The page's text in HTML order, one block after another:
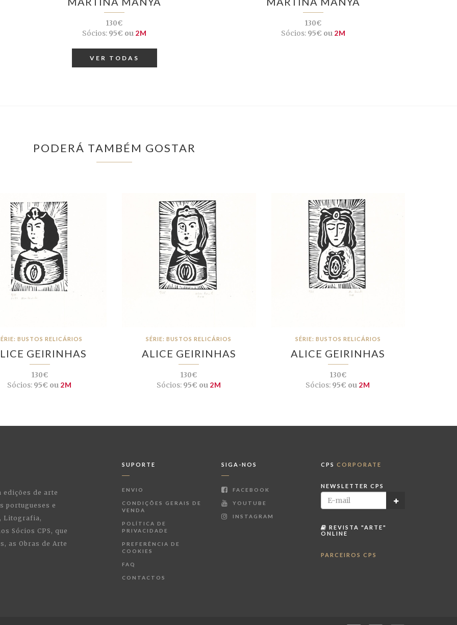
130€
Sócios:95€ ou 2M
130€
Sócios:95€ ou 2M
VER TODAS
PODERÁ TAMBÉM GOSTAR
BUSTOS RELICÁRIOS
GEIRINHAS
130€
Sócios: 95€ ou 2M
SÉRIE: BUSTOS RELICÁRIOS
ALICE GEIRINHAS
130€
Sócios:95€ ou 2M
SÉRIE: BUSTOS RELICÁRIOS
ALICE GEIRINHAS
130€
Sócios: 95€ ou 2M
edições de arte
portugueses e
Litografia,
Sócios CPS, que
as Obras de Arte
SUPORTE
ENVIO
CONDIÇÕES GERAIS DE
VENDA
POLÍTICA DE
PRIVACIDADE
PREFERÊNCIA DE
COOKIES
FAQ
CONTACTOS
SIGA-NOS
FACEBOOK
YOUTUBE
INSTAGRAM
CPS CORPORATE
NEWSLETTER CPS
REVISTA "ARTE"
ONLINE
PARCEIROS CPS